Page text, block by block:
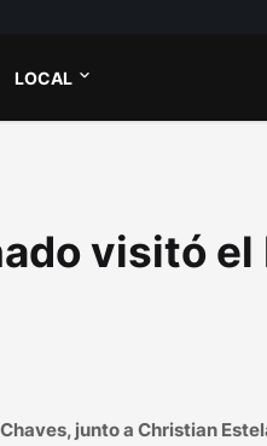
LOCAL
visitó el
junto a Christian